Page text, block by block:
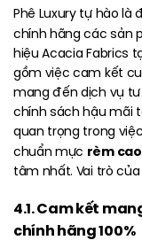
Phê Luxury tự hào là
chính hãng các sản
hiệu Acacia Fabrics
gồm việc cam kết
mang đến dịch vụ
chính sách hậu mãi
quan trọng trong
chuẩn mực rèm
tâm nhất. Vai trò
4.1. Cam kết
chính hãng 100%